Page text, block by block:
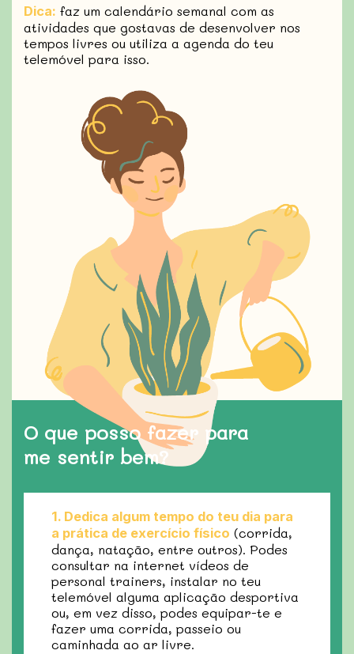
Dica: faz um calendário semanal com as
atividades que gostavas de desenvolver nos
tempos livres ou utiliza a agenda do teu
telemóvel para isso.
O que posso fazer para
me sentir bem?
1. Dedica algum tempo do teu dia para
a prática de exercício físico (corrida,
dança, natação, entre outros). Podes
consultar na internet vídeos de
personal trainers, instalar no teu
telemóvel alguma aplicação desportiva
ou, em vez disso, podes equipar-te e
fazer uma corrida, passeio ou
caminhada ao ar livre.